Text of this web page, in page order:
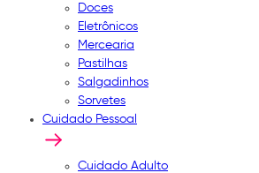
Doces
Eletrônicos
Mercearia
Pastilhas
Salgadinhos
Sorvetes
Cuidado Pessoal
Cuidado Adulto